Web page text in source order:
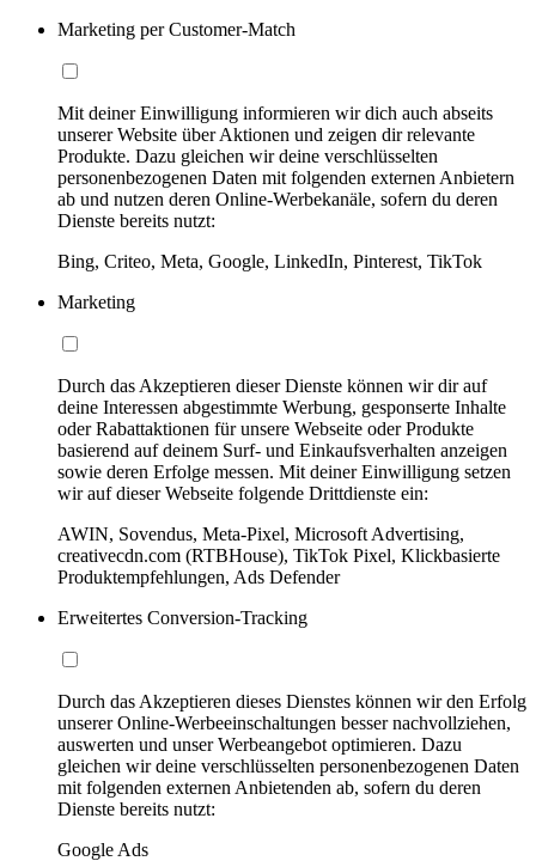
Marketing per Customer-Match
Mit deiner Einwilligung informieren wir dich auch abseits
unserer Website über Aktionen und zeigen dir relevante
Produkte. Dazu gleichen wir deine verschlüsselten
personenbezogenen Daten mit folgenden externen Anbietern
ab und nutzen deren Online-Werbekanäle, sofern du deren
Dienste bereits nutzt:
Bing, Criteo, Meta, Google, LinkedIn, Pinterest, TikTok
Marketing
Durch das Akzeptieren dieser Dienste können wir dir auf
deine Interessen abgestimmte Werbung, gesponserte Inhalte
oder Rabattaktionen für unsere Webseite oder Produkte
basierend auf deinem Surf- und Einkaufsverhalten anzeigen
sowie deren Erfolge messen. Mit deiner Einwilligung setzen
wir auf dieser Webseite folgende Drittdienste ein:
AWIN, Sovendus, Meta-Pixel, Microsoft Advertising,
creativecdn.com (RTBHouse), TikTok Pixel, Klickbasierte
Produktempfehlungen, Ads Defender
Erweitertes Conversion-Tracking
Durch das Akzeptieren dieses Dienstes können wir den Erfolg
unserer Online-Werbeeinschaltungen besser nachvollziehen,
auswerten und unser Werbeangebot optimieren. Dazu
gleichen wir deine verschlüsselten personenbezogenen Daten
mit folgenden externen Anbietenden ab, sofern du deren
Dienste bereits nutzt:
Google Ads